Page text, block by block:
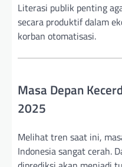
Literasi publik penting
secara produktif dalam
korban otomatisasi.
Masa Depan
2025
Melihat tren saat ini,
Indonesia sangat cerah.